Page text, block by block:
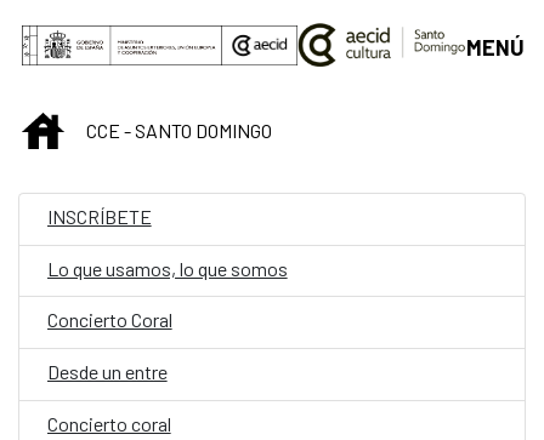
Saltar al contenido principal
MENÚ
INICIOCCE - SANTO DOMINGO
INSCRÍBETE
Lo que usamos, lo que somos
Concierto Coral
Desde un entre
Concierto coral